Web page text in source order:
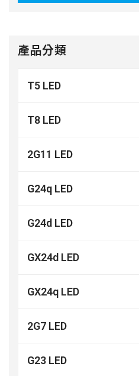
產品分類
T5 LED
T8 LED
2G11 LED
G24q LED
G24d LED
GX24d LED
GX24q LED
2G7 LED
G23 LED